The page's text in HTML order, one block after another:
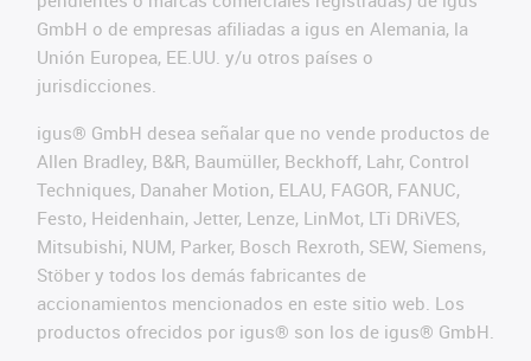
GmbH o de empresas afiliadas a igus en Alemania, la
Unión Europea, EE.UU. y/u otros países o
jurisdicciones.
igus® GmbH desea señalar que no vende productos de
Allen Bradley, B&R, Baumüller, Beckhoff, Lahr, Control
Techniques, Danaher Motion, ELAU, FAGOR, FANUC,
Festo, Heidenhain, Jetter, Lenze, LinMot, LTi DRiVES,
Mitsubishi, NUM, Parker, Bosch Rexroth, SEW, Siemens,
Stöber y todos los demás fabricantes de
accionamientos mencionados en este sitio web. Los
productos ofrecidos por igus® son los de igus® GmbH.